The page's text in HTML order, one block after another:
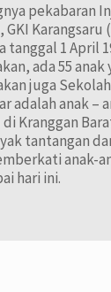
pekabaran
tanggal 1 April
ada 55
juga
adalah anak –
Kranggan
tantangan
anak-
hari ini.